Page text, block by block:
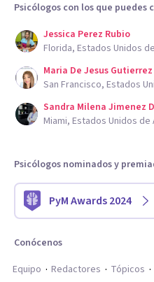
Psicólogos con los que puedes
Jessica Perez Rubio
Florida, Estados Unidos
Maria De Jesus
San Francisco, Estados
Sandra Milena Jimenez
Miami, Estados Unidos de
Psicólogos nominados y
PyM Awards 2024
Conócenos
Equipo
Redactores Tópicos